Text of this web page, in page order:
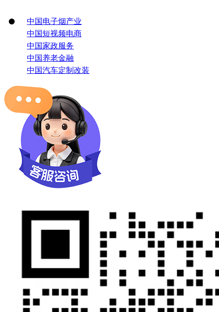
中国电子烟产业
中国短视频电商
中国家政服务
中国养老金融
中国汽车定制改装